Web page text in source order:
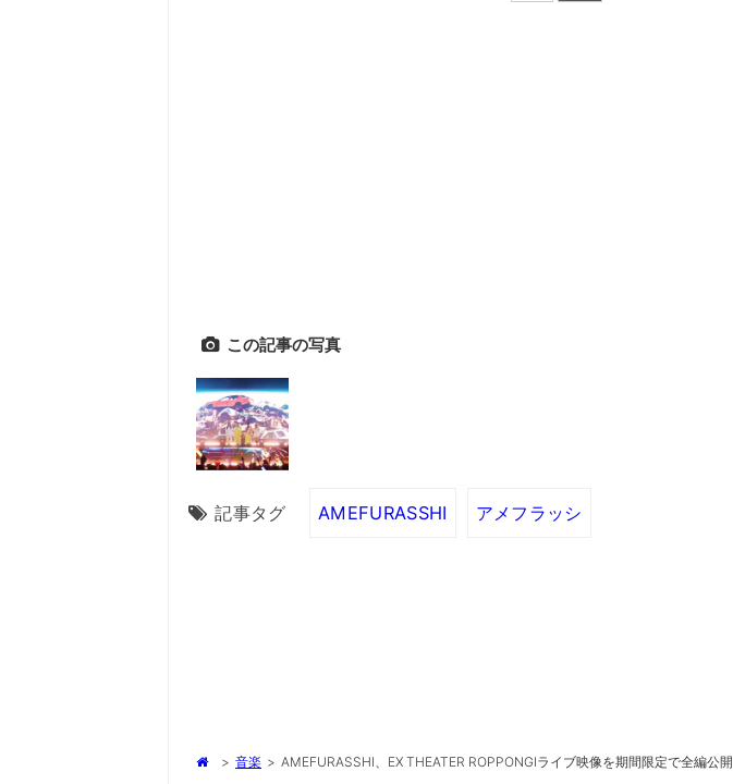
この記事の写真
記事タグ AMEFURASSHI アメフラッシ
> 音楽 > AMEFURASSHI、EX THEATER ROPPONGIライブ映像を期間限定で全編公開